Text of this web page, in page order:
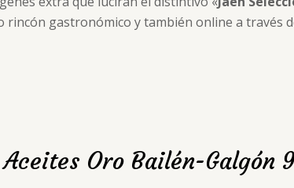
gastronómico y también online a través
Oro Bailén-Galgón